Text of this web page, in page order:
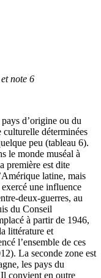
note 6
d’origine ou du
culturelle déterminées
peu (tableau 6).
le monde muséal à
première est dite
latine, mais
une influence
deux-guerres, au
du Conseil
à partir de 1946,
littérature et
l’ensemble de ces
La seconde zone est
les pays du
convient en outre